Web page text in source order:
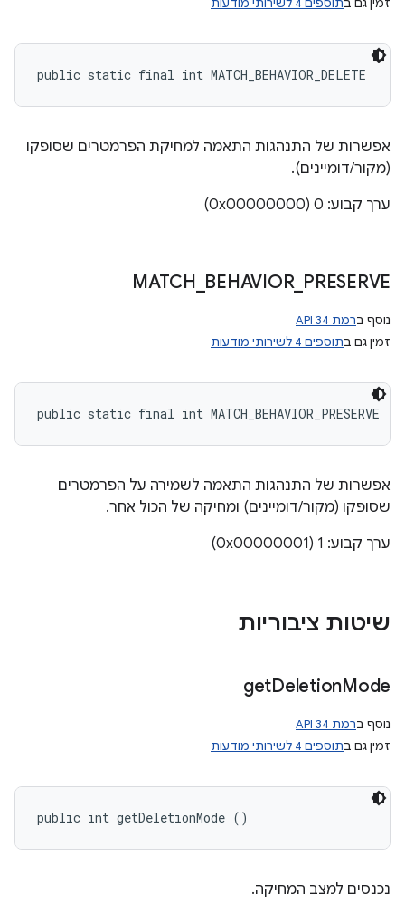
זמין גם בתוספים 4 לשירותי מודעות
public static final int MATCH_BEHAVIOR_DELETE
אפשרות של התנהגות התאמה למחיקת הפרמטרים שסופקו
(מקור/דומיינים).
ערך קבוע: 0 (0x00000000)
MATCH BEHAVIOR_ PRESERVE
נוסף ברמת API 34
זמין גם בתוספים 4 לשירותי מודעות
public static final int MATCH_BEHAVIOR_PRESERVE
אפשרות של התנהגות התאמה לשמירה על הפרמטרים
שסופקו (מקור/דומיינים) ומחיקה של הכול אחר.
ערך קבוע: 1 (0x00000001)
שיטות ציבוריות
getDeletionMode
נוסף ברמת API 34
זמין גם בתוספים 4 לשירותי מודעות
public int getDeletionMode ()
נכנסים למצב המחיקה.